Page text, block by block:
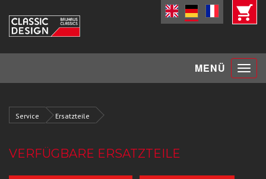
MENÜ Toggle
Service Ersatzteile
VERFÜGBARE ERSATZTEILE